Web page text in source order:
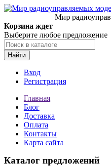
Мир
Корзина ждет
Выберите любое предложение
Найти
Вход
Регистрация
Главная
Блог
Доставка
Оплата
Контакты
Карта сайта
Каталог предложений